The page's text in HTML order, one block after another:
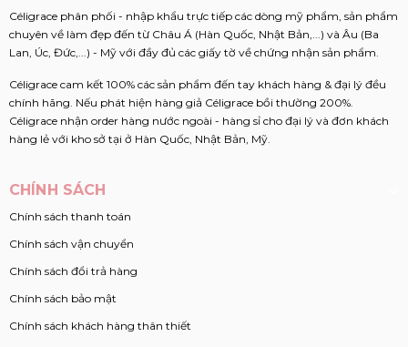
Céligrace phân phối - nhập khẩu trực tiếp các dòng mỹ phẩm, sản phẩm
chuyên về làm đẹp đến từ Châu Á (Hàn Quốc, Nhật Bản,...) và Âu (Ba
Lan, Úc, Đức,...) - Mỹ với đầy đủ các giấy tờ về chứng nhận sản phẩm.
Céligrace cam kết 100% các sản phẩm đến tay khách hàng & đại lý đều
chính hãng. Nếu phát hiện hàng giả Céligrace bồi thường 200%.
Céligrace nhận order hàng nước ngoài - hàng sỉ cho đại lý và đơn khách
hàng lẻ với kho sở tại ở Hàn Quốc, Nhật Bản, Mỹ.
CHÍNH SÁCH
Chính sách thanh toán
Chính sách vận chuyển
Chính sách đổi trả hàng
Chính sách bảo mật
Chính sách khách hàng thân thiết